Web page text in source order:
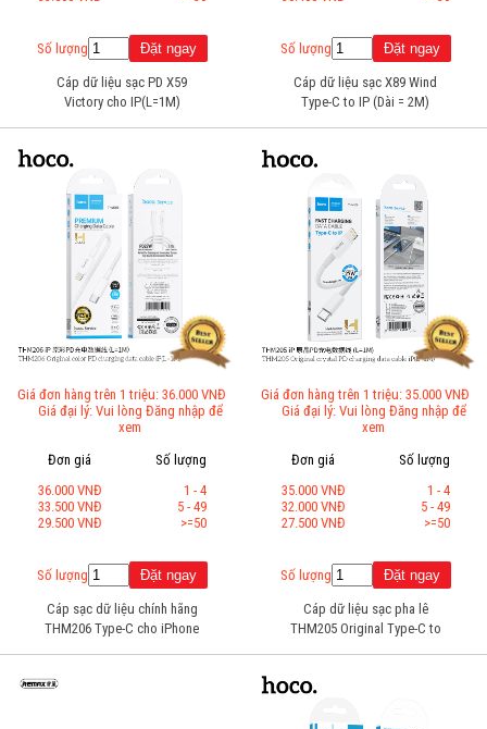
Số lượng
Cáp dữ liệu sạc PD X59
Victory cho IP(L=1M)
Số lượng
Cáp dữ liệu sạc X89 Wind
Type-C to IP (Dài = 2M)
Giá đơn hàng trên 1 triệu: 36.000 VNĐ
Giá đại lý: Vui lòng Đăng nhập để
xem
Đơn giá
36.000 VNĐ
33.500 VNĐ
29.500 VNĐ
Số lượng
1 - 4
5 - 49
>=50
Số lượng
Cáp sạc dữ liệu chính hãng
THM206 Type-C cho iPhone
Giá đơn hàng trên 1 triệu: 35.000 VNĐ
Giá đại lý: Vui lòng Đăng nhập để
xem
Đơn giá
35.000 VNĐ
32.000 VNĐ
27.500 VNĐ
Số lượng
1 - 4
5 - 49
>=50
Số lượng
Cáp dữ liệu sạc pha lê
THM205 Original Type-C to